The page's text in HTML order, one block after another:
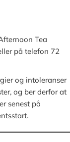
Tea
på telefon 72
og intoleranser
og ber derfor at
senest på